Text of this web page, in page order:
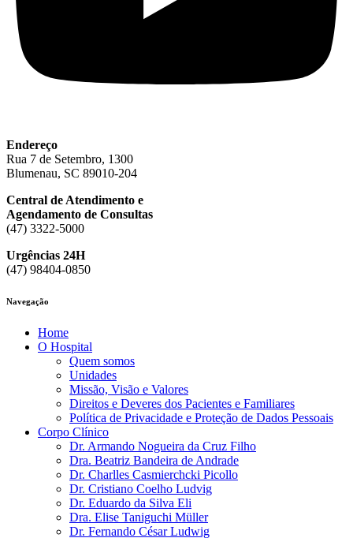
Endereço
Rua 7 de Setembro, 1300
Blumenau, SC 89010-204
Central de Atendimento e
Agendamento de Consultas
(47) 3322-5000
Urgências 24H
(47) 98404-0850
Navegação
Home
O Hospital
Quem somos
Unidades
Missão, Visão e Valores
Direitos e Deveres dos Pacientes e Familiares
Política de Privacidade e Proteção de Dados Pessoais
Corpo Clínico
Dr. Armando Nogueira da Cruz Filho
Dra. Beatriz Bandeira de Andrade
Dr. Charlles Casmierchcki Picollo
Dr. Cristiano Coelho Ludvig
Dr. Eduardo da Silva Eli
Dra. Elise Taniguchi Müller
Dr. Fernando César Ludwig